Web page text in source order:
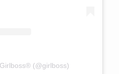
(@girlboss)